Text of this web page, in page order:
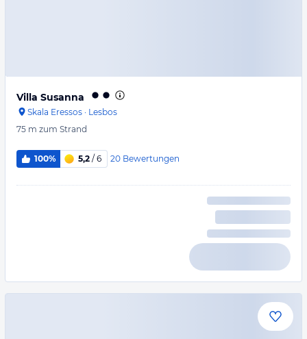
Villa Susanna
Skala Eressos · Lesbos
75 m zum Strand
100% 5,2 / 6 20 Bewertungen